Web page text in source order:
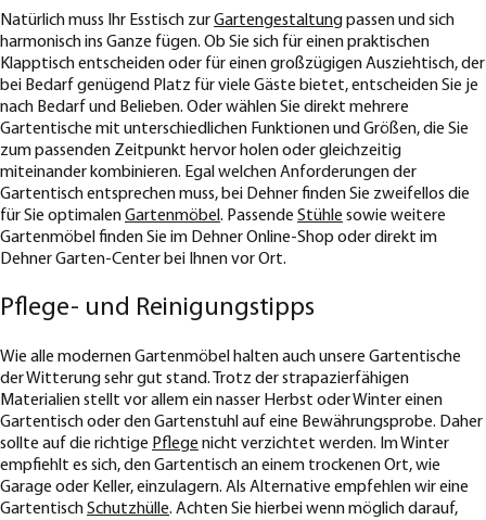
Natürlich muss Ihr Esstisch zurGartengestaltungpassen und sich
harmonisch ins Ganze fügen. Ob Sie sich für einen praktischen
Klapptisch entscheiden oder für einen großzügigen Ausziehtisch, der
bei Bedarf genügend Platz für viele Gäste bietet, entscheiden Sie je
nach Bedarf und Belieben. Oder wählen Sie direkt mehrere
Gartentische mit unterschiedlichen Funktionen und Größen, die Sie
zum passenden Zeitpunkt hervor holen oder gleichzeitig
miteinander kombinieren. Egal welchen Anforderungen der
Gartentisch entsprechen muss, bei Dehner finden Sie zweifellos die
für Sie optimalenGartenmöbel . Passende Stühle sowie weitere
Gartenmöbel finden Sie im Dehner Online-Shop oder direkt im
Dehner Garten-Center bei Ihnen vor Ort.
Pflege- und Reinigungstipps
Wie alle modernen Gartenmöbel halten auch unsere Gartentische
der Witterung sehr gut stand. Trotz der strapazierfähigen
Materialien stellt vor allem ein nasser Herbst oder Winter einen
Gartentisch oder den Gartenstuhl auf eine Bewährungsprobe. Daher
sollte auf die richtige Pflege nicht verzichtet werden. Im Winter
empfiehlt es sich, den Gartentisch an einem trockenen Ort, wie
Garage oder Keller, einzulagern. Als Alternative empfehlen wir eine
GartentischSchutzhülle. Achten Sie hierbei wenn möglich darauf,